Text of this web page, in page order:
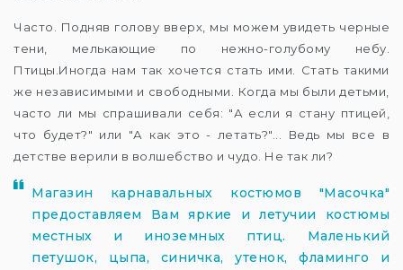
Часто. Подняв голову вверх, мы можем увидеть черные
тени, мелькающие по нежно-голубому небу.
Птицы.Иногда нам так хочется стать ими. Стать такими
же независимыми и свободными. Когда мы были детьми,
часто ли мы спрашивали себя: "А если я стану птицей,
что будет?" или "А как это - летать?"... Ведь мы все в
детстве верили в волшебство и чудо. Не так ли?
Магазин карнавальных костюмов "Масочка"
предоставляем Вам яркие и летучии костюмы
местных и иноземных птиц. Маленький
петушок, цыпа, синичка, утенок, фламинго и